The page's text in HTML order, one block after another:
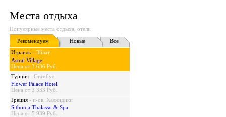
Места отдыха
Популярные места отдыха, отели
Рекомендуем
Новые
Все
Израиль - Эйлат
Astral Village
Цена от 3 636 Руб.
Турция - Стамбул
Flower Palace Hotel
Цена от 3 333 Руб.
Греция - п-ов. Халкидики
Sithonia Thalasso & Spa
Цена от 5 939 Руб.